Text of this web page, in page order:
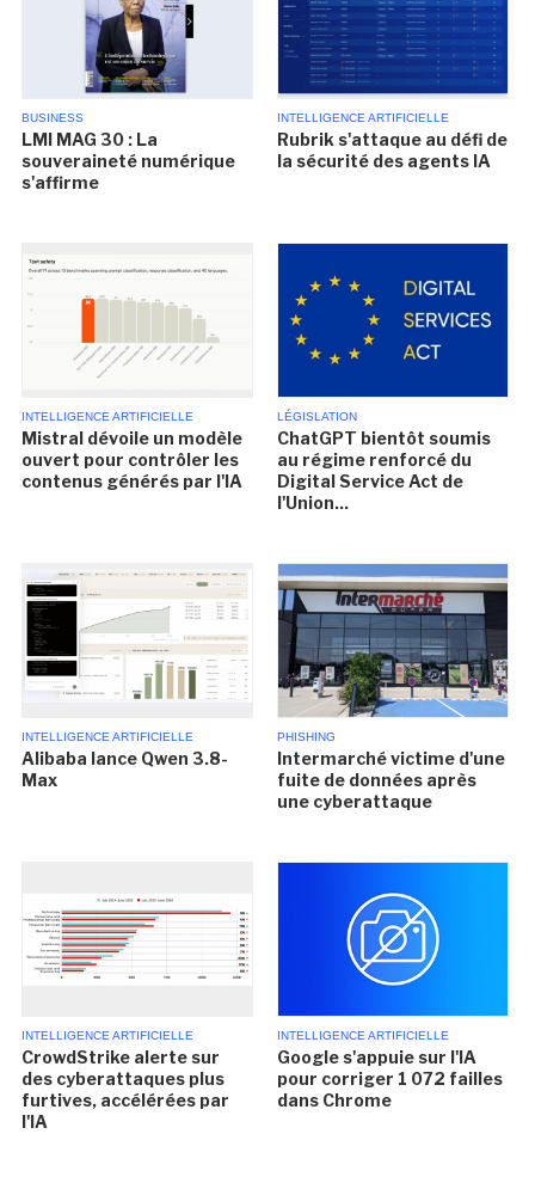
BUSINESS
LMI MAG 30 : La
souveraineté numérique
s'affirme
INTELLIGENCE ARTIFICIELLE
Rubrik s'attaque au défi de
la sécurité des agents IA
INTELLIGENCE ARTIFICIELLE
Mistral dévoile un modèle
ouvert pour contrôler les
contenus générés par l'IA
LÉGISLATION
ChatGPT bientôt soumis
au régime renforcé du
Digital Service Act de
l'Union...
INTELLIGENCE ARTIFICIELLE
Alibaba lance Qwen 3.8-
Max
PHISHING
Intermarché victime d'une
fuite de données après
une cyberattaque
INTELLIGENCE ARTIFICIELLE
CrowdStrike alerte sur
des cyberattaques plus
furtives, accélérées par
l'IA
INTELLIGENCE ARTIFICIELLE
Google s'appuie sur l'IA
pour corriger 1 072 failles
dans Chrome